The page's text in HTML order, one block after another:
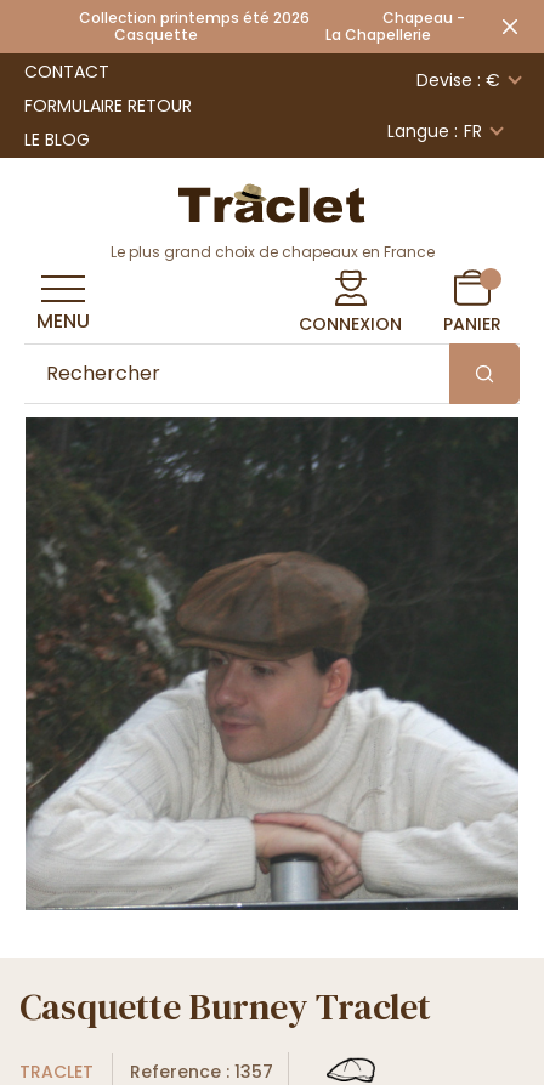
Collection printemps été 2026 Chapeau -
Casquette La Chapellerie
CONTACT
FORMULAIRE RETOUR
LE BLOG
Devise : €
Langue : FR
Le plus grand choix de chapeaux en France
CONNEXION PANIER
MENU
Casquette Burney Traclet
TRACLET Reference : 1357